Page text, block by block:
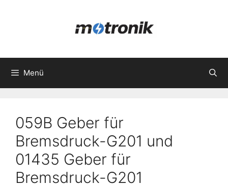
Menü
059B Geber für
Bremsdruck-G201 und
01435 Geber für
Bremsdruck-G201